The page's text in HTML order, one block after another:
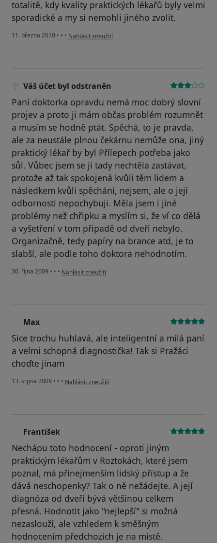
totalitě, kdy kvality praktických lékařů byly velmi
sporadické a my si nemohli jiného zvolit.
11. března 2010 • • • podle názoru uživatele Váš účet byl odstraněn
Nahlásit zneužití
Váš účet byl odstraněn
Paní doktorka opravdu nemá moc dobrý slovní
projev a proto ji mám občas problém rozumnět
a musím se hodně ptát. Spěchá, to je pravda,
ale za neustále plnou čekárnu nemůže ona, jiný
praktický lékař by byl Přílepech potřeba jako
sůl. Vůbec jsem se ji tady nechtěla zastávat,
protože až tak spokojená kvůli těm lidem a
následkem kvůli spěchání, nejsem, ale o její
odbornosti nepochybuji. Měla jsem i jiné
problémy než chřipku a myslím si, že ví co dělá
a vyšetření v tom případě od dveří nebylo.
Organizačně, tedy papíry na brance atd, je to
slabší, ale podle toho doktora nehodnotím.
30. října 2009 • • • podle názoru uživatele Váš účet byl odstraněn
Nahlásit zneužití
Max
Sice trochu huhlavá, ale inteligentní a milá paní
a velmi schopná diagnostička! Tak si Pražáci
choďte jinam
13. srpna 2009 • • • podle názoru uživatele Max
Nahlásit zneužití
František
Nechápu toto hodnocení - oproti jiným
praktickým lékařům v Roztokách, které jsem
poznal, má přinejmenším lidský přístup a že
dává neschopenky? Tak o ně nežádejte. A její
diagnóza od dveří bývá většinou celkem
přesná. Hodnotit jako "nejlepší" si možná
nezaslouží, ale vzhledem k směšným
hodnocením předchozích je na místě.